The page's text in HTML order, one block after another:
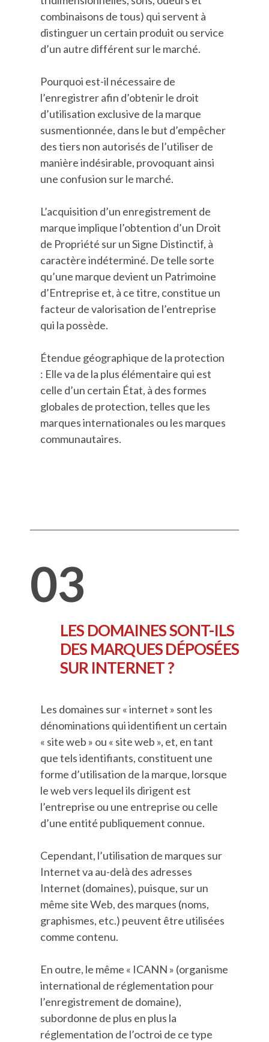
combinaisons de tous) qui servent à
distinguer un certain produit ou service
d’un autre différent sur le marché.
Pourquoi est-il nécessaire de
l’enregistrer afin d’obtenir le droit
d’utilisation exclusive de la marque
susmentionnée, dans le but d’empêcher
des tiers non autorisés de l’utiliser de
manière indésirable, provoquant ainsi
une confusion sur le marché.
L’acquisition d’un enregistrement de
marque implique l’obtention d’un Droit
de Propriété sur un Signe Distinctif, à
caractère indéterminé. De telle sorte
qu’une marque devient un Patrimoine
d’Entreprise et, à ce titre, constitue un
facteur de valorisation de l’entreprise
qui la possède.
Étendue géographique de la protection
: Elle va de la plus élémentaire qui est
celle d’un certain État, à des formes
globales de protection, telles que les
marques internationales ou les marques
communautaires.
03
LES DOMAINES SONT-ILS
DES MARQUES DÉPOSÉES
SUR INTERNET ?
Les domaines sur « internet » sont les
dénominations qui identifient un certain
« site web » ou « site web », et, en tant
que tels identifiants, constituent une
forme d’utilisation de la marque, lorsque
le web vers lequel ils dirigent est
l’entreprise ou une entreprise ou celle
d’une entité publiquement connue.
Cependant, l’utilisation de marques sur
Internet va au-delà des adresses
Internet (domaines), puisque, sur un
même site Web, des marques (noms,
graphismes, etc.) peuvent être utilisées
comme contenu.
En outre, le même « ICANN » (organisme
international de réglementation pour
l’enregistrement de domaine),
subordonne de plus en plus la
réglementation de l’octroi de ce type